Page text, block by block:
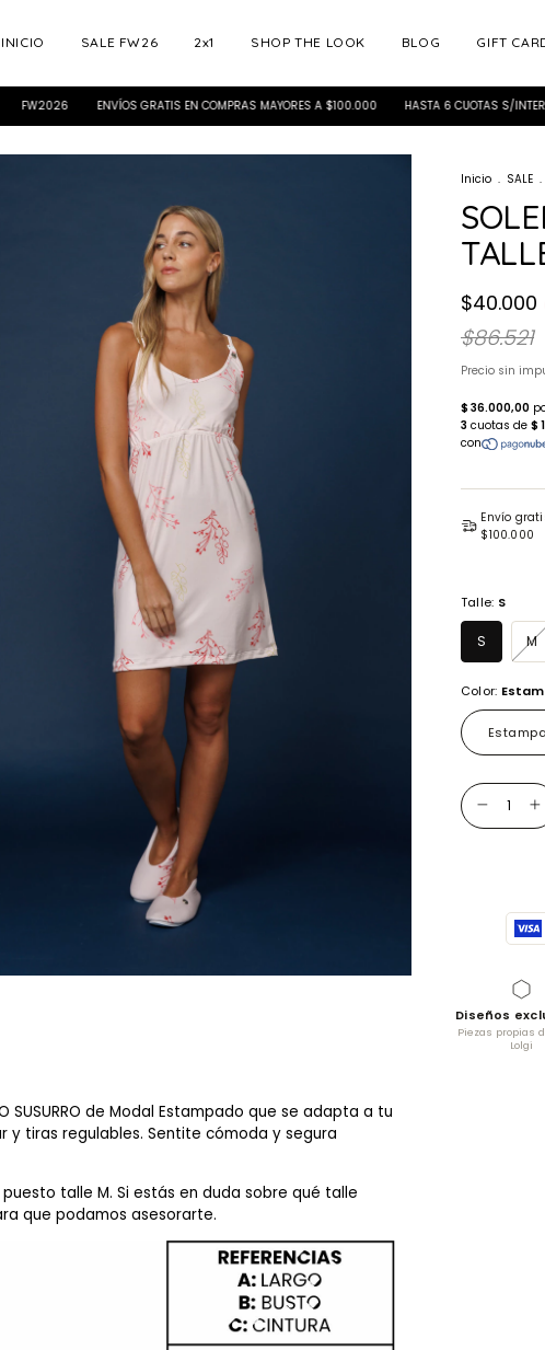
INICIO SALE FW26 2x1 SHOP THE LOOK BLOG GIFT
ENVÍOS GRATIS EN COMPRAS MAYORES A $100.000 HASTA 6 CUOTAS S/INTERÉS
Inicio . SALE .
$40.000
$86.521
Precio sin
Envío
$100.000
Talle: S
S M
Color:
Diseños
Piezas propias
Lolgi
SUSURRO de Modal Estampado que se adapta a tu
y tiras regulables. Sentite cómoda y segura
talle M. Si estás en duda sobre qué talle
que podamos asesorarte.